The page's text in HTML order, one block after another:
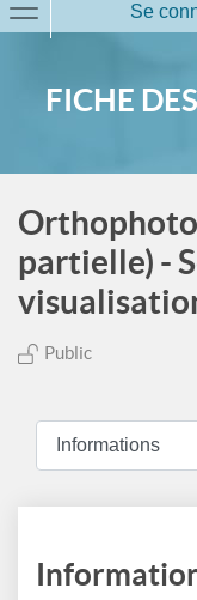
Se
FICHE
partielle) -
Public